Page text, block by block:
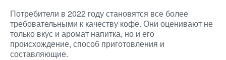
Потребители в 2022 году становятся все более
требовательными к качеству кофе. Они оценивают не
только вкус и аромат напитка, но и его
происхождение, способ приготовления и
составляющие.